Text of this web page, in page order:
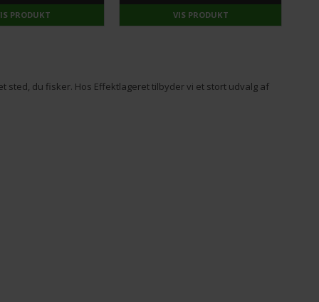
PRODUKT VIS PRODUKT
sted, du fisker. Hos Effektlageret tilbyder vi et stort udvalg af